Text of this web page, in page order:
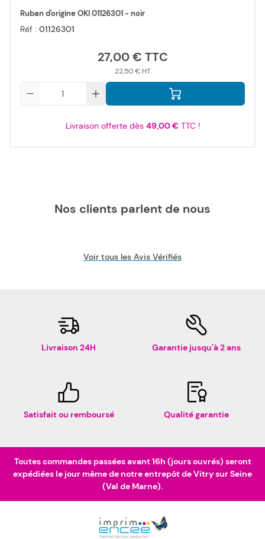
Ruban d'origine OKI 01126301 - noir
Réf : 01126301
27,00 €
22,50 €
Livraison offerte dès 49,00 €TTC !
Nos clients parlent de nous
Voir tous les Avis Vérifiés
Livraison 24H Garantie jusqu'à 2 ans
Satisfait ou remboursé Qualité garantie
Toutes commandes passées avant 16h (jours ouvrés) seront
expédiées le jour même de notre entrepôt de Vitry sur Seine
(Val de Marne).